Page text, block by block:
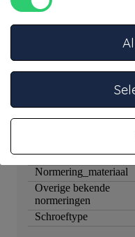
minimum
Normering_materiaal
Overige bekende
normeringen
Schroeftype